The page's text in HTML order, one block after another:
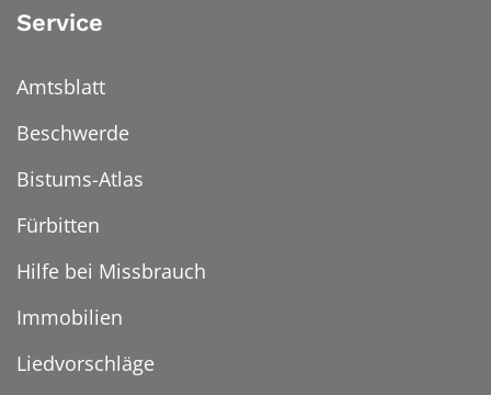
Service
Amtsblatt
Beschwerde
Bistums-Atlas
Fürbitten
Hilfe bei Missbrauch
Immobilien
Liedvorschläge